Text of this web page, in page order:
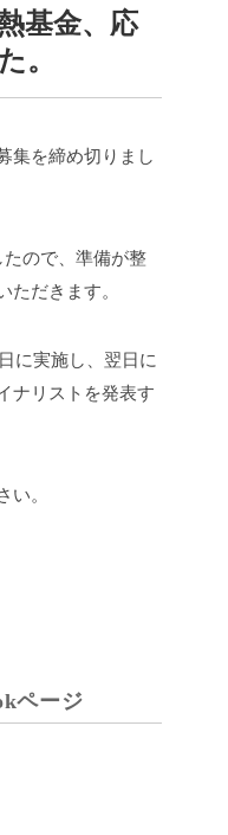
基金、応
。
集を締め切りまし
ので、準備が整
ただきます。
に実施し、翌日に
ナリストを発表す
い。
ページ